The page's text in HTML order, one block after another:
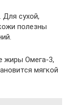
сухой,
полезны
жиры Омега-3,
мягкой